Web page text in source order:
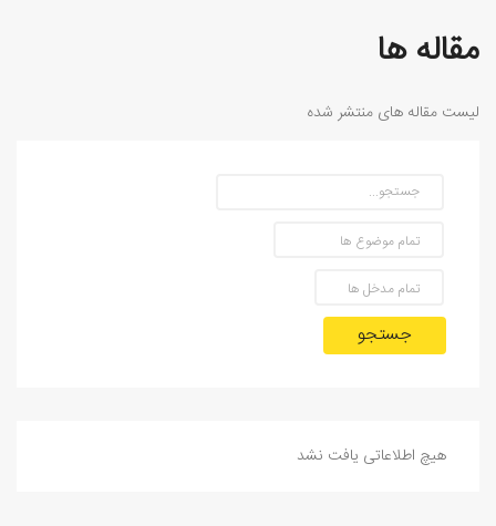
مقاله ها
لیست مقاله های منتشر شده
جستجو
هیچ اطلاعاتی یافت نشد